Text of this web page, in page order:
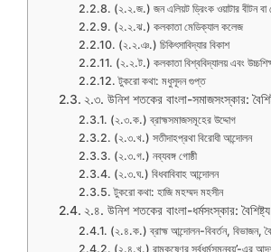
(২.২.জ.) জন এলিয়ট ড্রিংক ওয়াটার বীটন বা
(২.২.ঝ.) কলকাতা মেডিক্যাল কলেজ
(২.২.ঞ.) চিকিৎসাবিদ্যার বিকাশ
(২.২.ট.) কলকাতা বিশ্ববিদ্যালয় এবং
টুকরো কথা: মধুসূদন গুপ্ত
২.৩. উনিশ শতকের বাংলা-সমাজসংস্কার:
(২.৩.ক.) ব্রাহ্মসমাজসমূহের উদ্দোগ
(২.৩.খ.) সতীদাহপ্রথা বিরোধী আন্দোলন
(২.৩.গ.) নব্যবঙ্গ গোষ্ঠী
(২.৩.ঘ.) বিধবাবিবাহ আন্দোলন
টুকরো কথা: হাজি মহম্মদ মহসীন
২.৪. উনিশ শতকের বাংলা-ধর্মসংস্কার:
(২.৪.ক.) ব্রাহ্ম আন্দোলন-বিবর্তন, বিভাজন,
(২.৪.খ.) রামকৃষ্ণের সর্বধর্মসমন্বয়’-এর